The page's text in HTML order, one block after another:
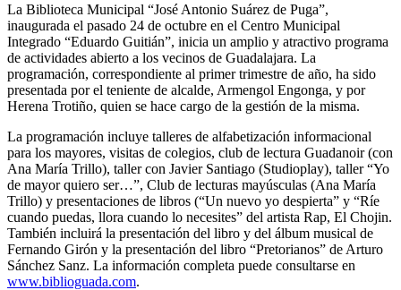
La Biblioteca Municipal “José Antonio Suárez de Puga”,
inaugurada el pasado 24 de octubre en el Centro Municipal
Integrado “Eduardo Guitián”, inicia un amplio y atractivo programa
de actividades abierto a los vecinos de Guadalajara. La
programación, correspondiente al primer trimestre de año, ha sido
presentada por el teniente de alcalde, Armengol Engonga, y por
Herena Trotiño, quien se hace cargo de la gestión de la misma.
La programación incluye talleres de alfabetización informacional
para los mayores, visitas de colegios, club de lectura Guadanoir (con
Ana María Trillo), taller con Javier Santiago (Studioplay), taller “Yo
de mayor quiero ser…”, Club de lecturas mayúsculas (Ana María
Trillo) y presentaciones de libros (“Un nuevo yo despierta” y “Ríe
cuando puedas, llora cuando lo necesites” del artista Rap, El Chojin.
También incluirá la presentación del libro y del álbum musical de
Fernando Girón y la presentación del libro “Pretorianos” de Arturo
Sánchez Sanz. La información completa puede consultarse en
www.biblioguada.com.